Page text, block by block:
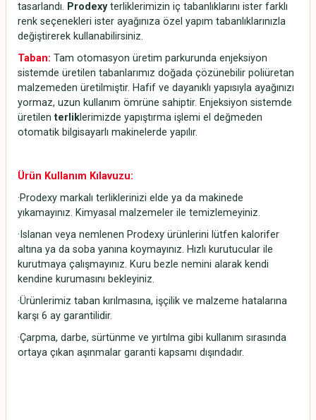
tasarlandı. Prodexyterliklerimizin iç tabanlıklarını ister farklı
renk seçenekleri ister ayağınıza özel yapım tabanlıklarınızla
değiştirerek kullanabilirsiniz.
Taban: Tam otomasyon üretim parkurunda enjeksiyon
sistemde üretilen tabanlarımız doğada çözünebilir poliüretan
malzemeden üretilmiştir. Hafif ve dayanıklı yapısıyla ayağınızı
yormaz, uzun kullanım ömrüne sahiptir. Enjeksiyon sistemde
üretilenterliklerimizde yapıştırma işlemi el değmeden
otomatik bilgisayarlı makinelerde yapılır.
Ürün Kullanım Kılavuzu:
·Prodexy markalı terliklerinizi elde ya da makinede
yıkamayınız. Kimyasal malzemeler ile temizlemeyiniz.
·Islanan veya nemlenen Prodexy ürünlerini lütfen kalorifer
altına ya da soba yanına koymayınız. Hızlı kurutucular ile
kurutmaya çalışmayınız. Kuru bezle nemini alarak kendi
kendine kurumasını bekleyiniz.
·Ürünlerimiz taban kırılmasına, işçilik ve malzeme hatalarına
karşı 6 ay garantilidir.
·Çarpma, darbe, sürtünme ve yırtılma gibi kullanım sırasında
ortaya çıkan aşınmalar garanti kapsamı dışındadır.